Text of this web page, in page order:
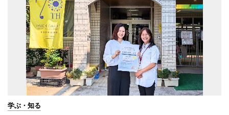
学ぶ・知る